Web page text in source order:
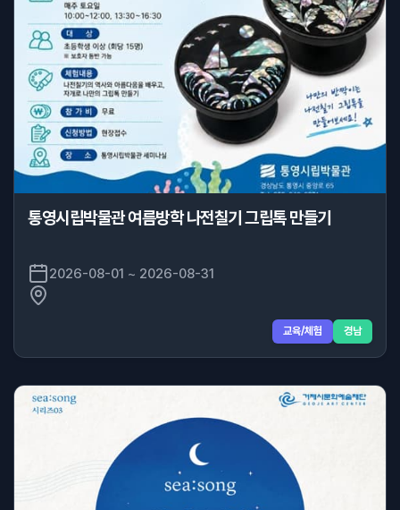
통영시립박물관 여름방학 나전칠기 그립톡 만들기
2026-08-01 ~ 2026-08-31
교육/체험 경남